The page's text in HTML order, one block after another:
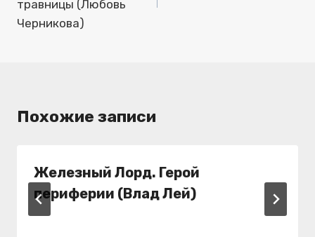
травницы (Любовь
Черникова)
Похожие записи
Железный Лорд. Герой
периферии (Влад Лей)